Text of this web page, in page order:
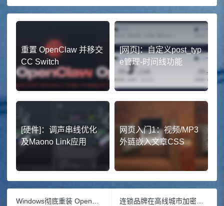
重置 OpenClaw 并移交
CC Switch
[网页]：自定义post_typ
e管理-时间线功能
[硬件]：调声串线优化
及Maono Link应用
网页入门1：视频/MP3
外链嵌入文章CSS
连锁品牌在高线城市加密布局思路 2026笔记